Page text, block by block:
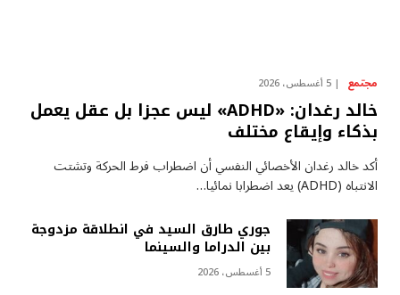
مجتمع 5 أغسطس، 2026
خالد رغدان: «ADHD» ليس عجزا بل عقل يعمل
بذكاء وإيقاع مختلف
أكد خالد رغدان الأخصائي النفسي أن اضطراب فرط الحركة وتشتت
الانتباه (ADHD) يعد اضطرابا نمائيا…
جوري طارق السيد في انطلاقة مزدوجة
بين الدراما والسينما
5 أغسطس، 2026